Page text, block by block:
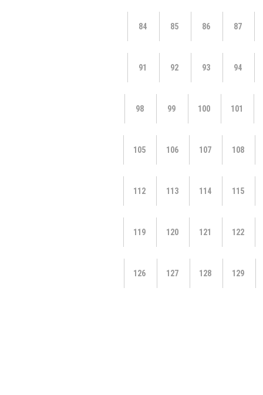
84 85 86 87
91 92 93 94
98 99 100 101
105 106 107 108
112 113 114 115
119 120 121 122
126 127 128 129